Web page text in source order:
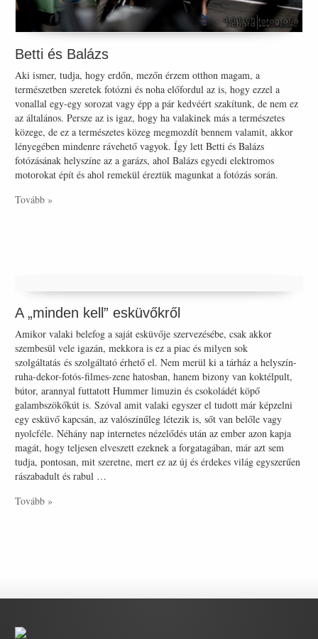
Betti és Balázs
Aki ismer, tudja, hogy erdőn, mezőn érzem otthon magam, a
természetben szeretek fotózni és noha előfordul az is, hogy ezzel a
vonallal egy-egy sorozat vagy épp a pár kedvéért szakítunk, de nem ez
az általános. Persze az is igaz, hogy ha valakinek más a természetes
közege, de ez a természetes közeg megmozdít bennem valamit, akkor
lényegében mindenre rávehető vagyok. Így lett Betti és Balázs
fotózásának helyszíne az a garázs, ahol Balázs egyedi elektromos
motorokat épít és ahol remekül éreztük magunkat a fotózás során.
Tovább »
A „minden kell” esküvőkről
Amikor valaki belefog a saját esküvője szervezésébe, csak akkor
szembesül vele igazán, mekkora is ez a piac és milyen sok
szolgáltatás és szolgáltató érhető el. Nem merül ki a tárház a helyszín-
ruha-dekor-fotós-filmes-zene hatosban, hanem bizony van koktélpult,
bútor, arannyal futtatott Hummer limuzin és csokoládét köpő
galambszökőkút is. Szóval amit valaki egyszer el tudott már képzelni
egy esküvő kapcsán, az valószínűleg létezik is, sőt van belőle vagy
nyolcféle. Néhány nap internetes nézelődés után az ember azon kapja
magát, hogy teljesen elveszett ezeknek a forgatagában, már azt sem
tudja, pontosan, mit szeretne, mert ez az új és érdekes világ egyszerűen
rászabadult és rabul …
Tovább »